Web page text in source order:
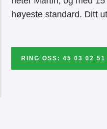
høyeste standard. Ditt
RING OSS: 45 03 02 51